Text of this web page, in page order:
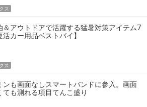
ス
＆アウトドアで活躍する猛暑対策アイテム7
活カー用品ベストバイ】
ス
ンも画面なしスマートバンドに参入。画面
ても測れる項目てんこ盛り